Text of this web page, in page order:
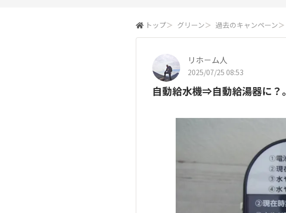
トップ＞ グリーン＞ 過去のキャンペーン＞
リホ－ム人
2025/07/25 08:53
自動給水機⇒自動給湯器に？。